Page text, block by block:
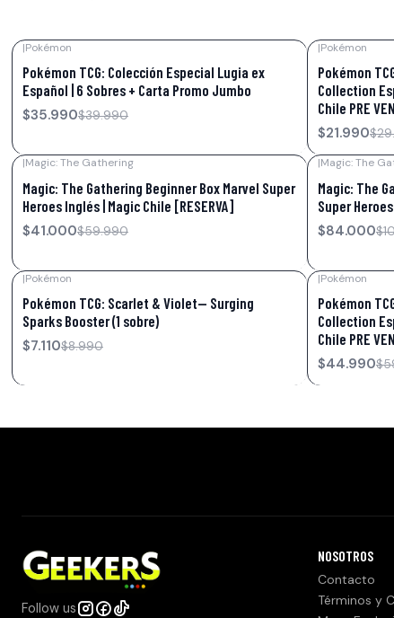
|Pokémon
Pokémon TCG: Colección Especial Lugia ex
Español | 6 Sobres + Carta Promo Jumbo
$35.990$39.990
|Pokémon
Pokémon
Collection
Chile PRE
$21.990
|Magic: The Gathering
Magic: The Gathering Beginner Box Marvel Super
Heroes Inglés | Magic Chile [RESERVA]
$41.000$59.990
|Magic: The
Magic: The
Super
$84.000
|Pokémon
Pokémon TCG: Scarlet & Violet— Surging
Sparks Booster (1 sobre)
$7.110$8.990
|Pokémon
Pokémon
Collection
Chile PRE
$44.990
Follow us
NOSOTROS
Contacto
Términos y